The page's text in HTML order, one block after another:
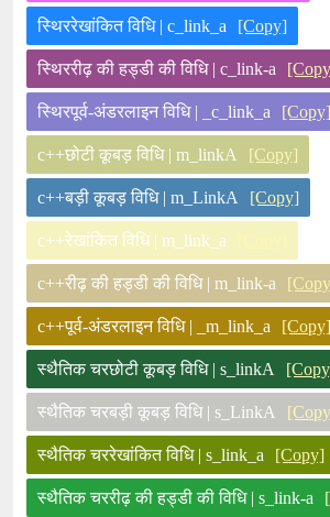
स्थिररेखांकित विधि | c_link_a [Copy]
स्थिररीढ़ की हड्डी की विधि | c_link-a
स्थिरपूर्व-अंडरलाइन विधि | _c_link_a [Copy]
c++छोटी कूबड़ विधि | m_linkA [Copy]
c++बड़ी कूबड़ विधि | m_LinkA [Copy]
c++रेखांकित विधि | m_link_a
c++रीढ़ की हड्डी की विधि | m_link-a
c++पूर्व-अंडरलाइन विधि | _m_link_a [Copy]
स्थैतिक चरछोटी कूबड़ विधि | s_linkA
स्थैतिक चरबड़ी कूबड़ विधि | s_LinkA
स्थैतिक चररेखांकित विधि | s_link_a [Copy]
स्थैतिक चररीढ़ की हड्डी की विधि | s_link-a